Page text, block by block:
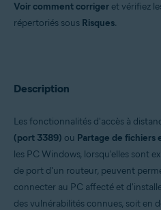
Voir comment corriger et vérifiez
répertoriés sous Risques.
Description
Les fonctionnalités d'accès à
(port 3389) ou Partage de fichiers
les PC Windows, lorsqu'elles sont
de port d'un routeur, peuvent
connecter au PC affecté et
des vulnérabilités connues, soit en